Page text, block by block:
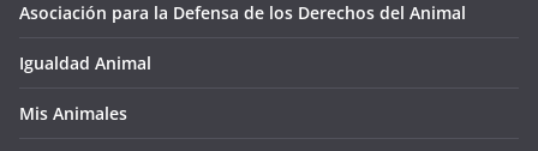
Asociación para la Defensa de los Derechos del Animal
Igualdad Animal
Mis Animales